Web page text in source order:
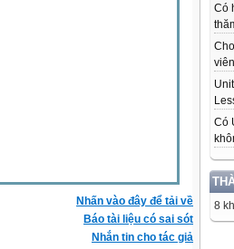
Có
Có
8
Nhấn vào đây để tải về
Báo tài liệu có sai sót
Nhắn tin cho tác giả